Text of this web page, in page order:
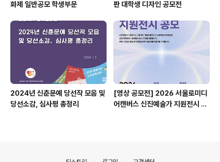
화제 일반공모 학생부문
판 대학생 디자인 공모전
2024년 신춘문예 당선작 모음 및
당선소감, 심사평 총정리
[영상 공모전] 2026 서울로미디
어캔버스 신진예술가 지원전시 공